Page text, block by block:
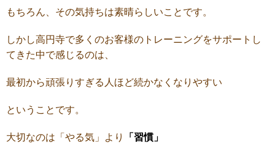
もちろん、その気持ちは素晴らしいことです。
しかし高円寺で多くのお客様のトレーニングをサポートし
てきた中で感じるのは、
最初から頑張りすぎる人ほど続かなくなりやすい
ということです。
大切なのは「やる気」より 「習慣」